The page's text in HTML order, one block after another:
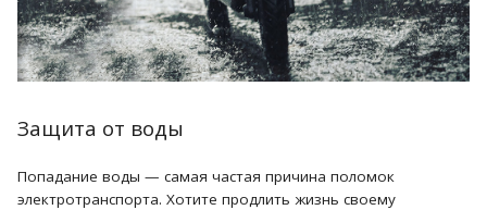
Защита от воды
Попадание воды — самая частая причина поломок
электротранспорта. Хотите продлить жизнь своему